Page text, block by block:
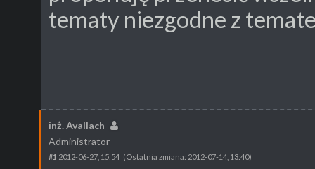
tematy niezgodne z
inż. Avallach
Administrator
#1 2012-06-27, 15:54 (Ostatnia zmiana: 2012-07-14, 13:40)